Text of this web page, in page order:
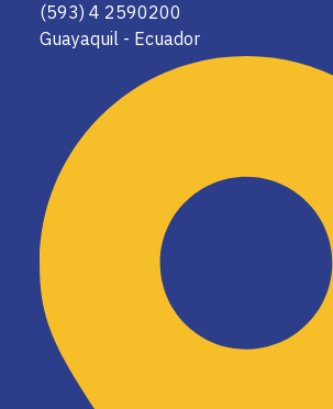
(593) 4 2590200
Guayaquil - Ecuador